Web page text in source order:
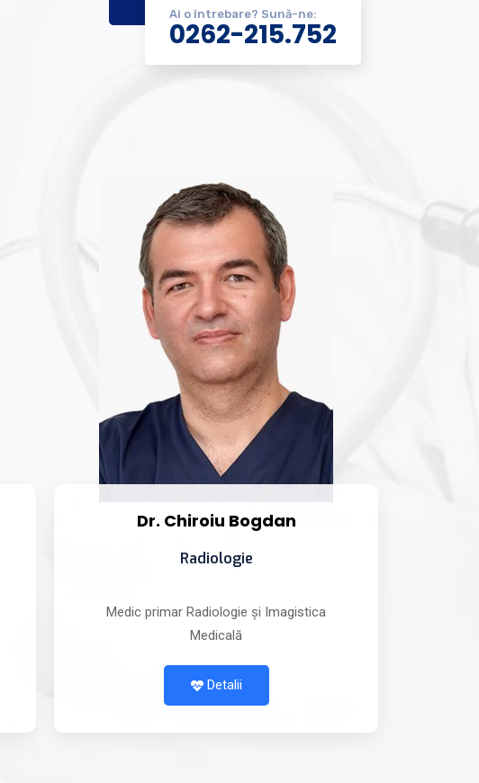
Ai o întrebare? Sună-ne:
0262-215.752
Dr. Chiroiu Bogdan
Radiologie
Medic primar Radiologie și Imagistica
Medicală
Detalii